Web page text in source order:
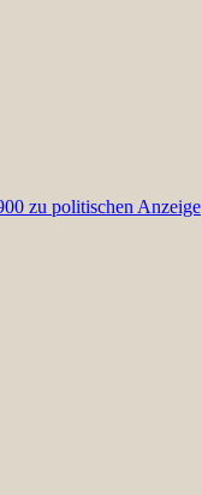
zu politischen Anzeige